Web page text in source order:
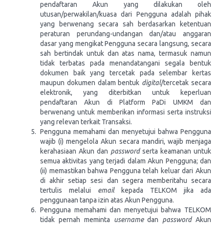
pendaftaran Akun yang dilakukan oleh
utusan/perwakilan/kuasa dari Pengguna adalah pihak
yang berwenang secara sah berdasarkan ketentuan
peraturan perundang-undangan dan/atau anggaran
dasar yang mengikat Pengguna secara langsung, secara
sah bertindak untuk dan atas nama, termasuk namun
tidak terbatas pada menandatangani segala bentuk
dokumen baik yang tercetak pada selembar kertas
maupun dokumen dalam bentuk digital/tercetak secara
elektronik, yang diterbitkan untuk keperluan
pendaftaran Akun di Platform PaDi UMKM dan
berwenang untuk memberikan informasi serta instruksi
yang relevan terkait Transaksi.
Pengguna memahami dan menyetujui bahwa Pengguna
wajib (i) mengelola Akun secara mandiri, wajib menjaga
kerahasiaan Akun dan password serta keamanan untuk
semua aktivitas yang terjadi dalam Akun Pengguna; dan
(ii) memastikan bahwa Pengguna telah keluar dari Akun
di akhir setiap sesi dan segera memberitahu secara
tertulis melalui email
kepada TELKOM jika ada
penggunaan tanpa izin atas Akun Pengguna.
Pengguna memahami dan menyetujui bahwa TELKOM
tidak pernah meminta
usernamedan passwordAkun